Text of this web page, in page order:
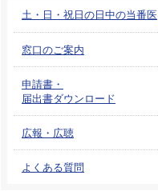
土・日・祝日の日中の当番医
窓口のご案内
申請書・
届出書ダウンロード
広報・広聴
よくある質問